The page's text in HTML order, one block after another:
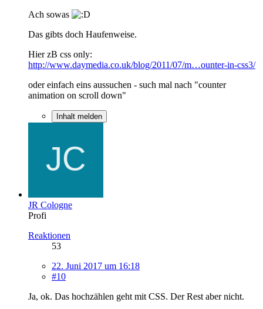
Ach sowas
Das gibts doch Haufenweise.
Hier zB css only:
http://www.daymedia.co.uk/blog/2011/07/m…ounter-in-css3/
oder einfach eins aussuchen - such mal nach "counter
animation on scroll down"
Inhalt melden
JR Cologne
Profi
Reaktionen
53
22. Juni 2017 um 16:18
#10
Ja, ok. Das hochzählen geht mit CSS. Der Rest aber nicht.